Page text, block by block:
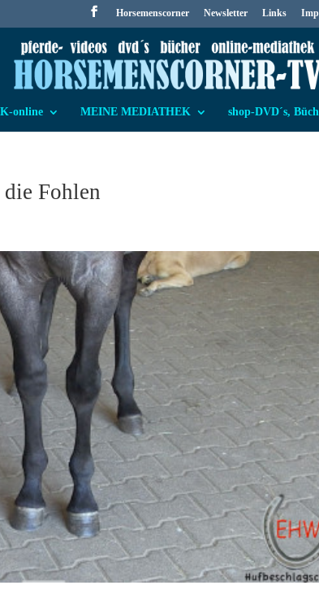
Horsemenscorner Newsletter Links
online MEINE MEDIATHEK shop-DVD´s,
Fohlen